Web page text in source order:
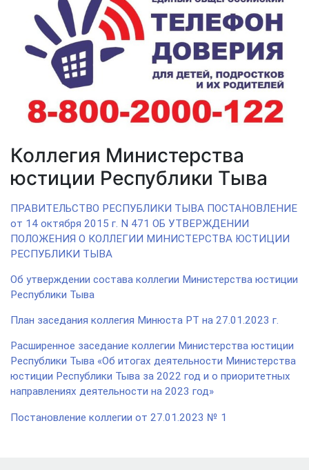
Коллегия Министерства
юстиции Республики Тыва
ПРАВИТЕЛЬСТВО РЕСПУБЛИКИ ТЫВА ПОСТАНОВЛЕНИЕ
от 14 октября 2015 г. N 471 ОБ УТВЕРЖДЕНИИ
ПОЛОЖЕНИЯ О КОЛЛЕГИИ МИНИСТЕРСТВА ЮСТИЦИИ
РЕСПУБЛИКИ ТЫВА
Об утверждении состава коллегии Министерства юстиции
Республики Тыва
План заседания коллегия Минюста РТ на 27.01.2023 г.
Расширенное заседание коллегии Министерства юстиции
Республики Тыва «Об итогах деятельности Министерства
юстиции Республики Тыва за 2022 год и о приоритетных
направлениях деятельности на 2023 год»
Постановление коллегии от 27.01.2023 № 1